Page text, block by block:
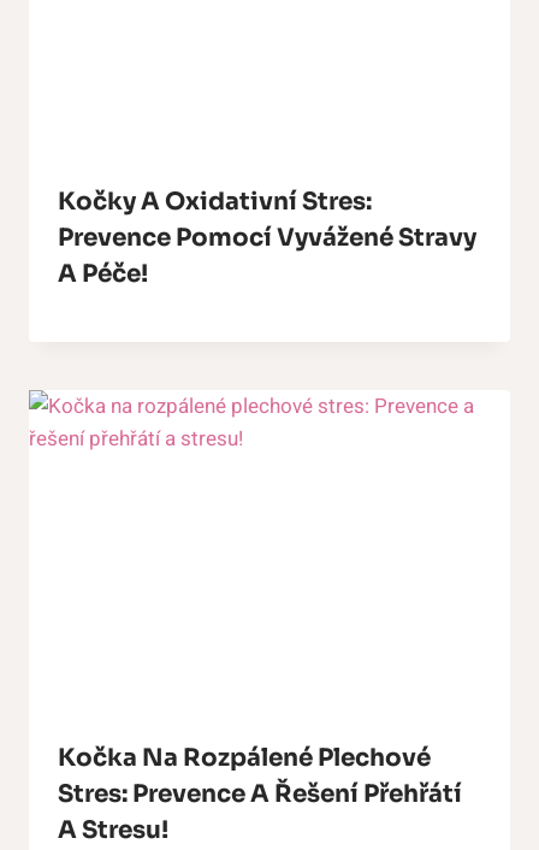
Kočky A Oxidativní Stres:
Prevence Pomocí Vyvážené Stravy
A Péče!
Kočka Na Rozpálené Plechové
Stres: Prevence A Řešení Přehřátí
A Stresu!